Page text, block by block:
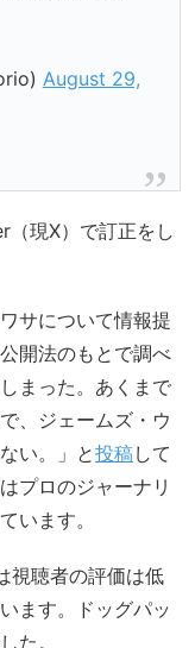
August 29,
現X）で訂正をし
サについて情報提
開法のもとで調べ
まった。あくまで
、ジェームズ・ウ
い。」と投稿して
プロのジャーナリ
います。
視聴者の評価は低
ます。ドッグパッ
た。